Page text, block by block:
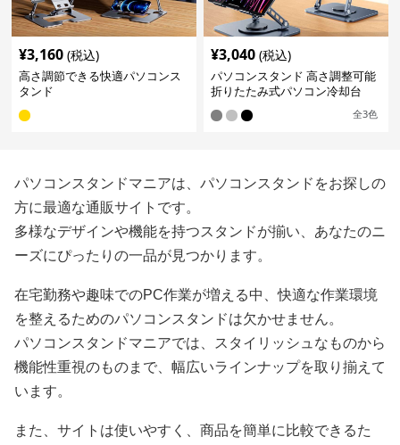
¥3,160 (税込)
高さ調節できる快適パソコンス
タンド
¥3,040 (税込)
パソコンスタンド 高さ調整可能
折りたたみ式パソコン冷却台
全3色
パソコンスタンドマニアは、パソコンスタンドをお探しの
方に最適な通販サイトです。
多様なデザインや機能を持つスタンドが揃い、あなたのニ
ーズにぴったりの一品が見つかります。
在宅勤務や趣味でのPC作業が増える中、快適な作業環境
を整えるためのパソコンスタンドは欠かせません。
パソコンスタンドマニアでは、スタイリッシュなものから
機能性重視のものまで、幅広いラインナップを取り揃えて
います。
また、サイトは使いやすく、商品を簡単に比較できるた